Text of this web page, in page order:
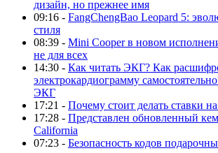
дизайн, но прежнее имя
09:16 - FangChengBao Leopard 5:
стиля
08:39 - Mini Cooper в новом
не для всех
14:30 - Как читать ЭКГ? Как
электрокардиограмму
ЭКГ
17:21 - Почему стоит делать ставки
17:28 - Представлен обновленный
California
07:23 - Безопасность кодов